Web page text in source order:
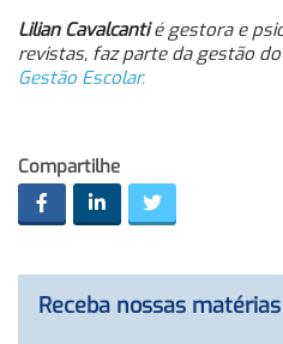
Lilian Cavalcantié gestora e
revistas, faz parte da gestão do
Gestão Escolar.
Compartilhe
Receba nossas